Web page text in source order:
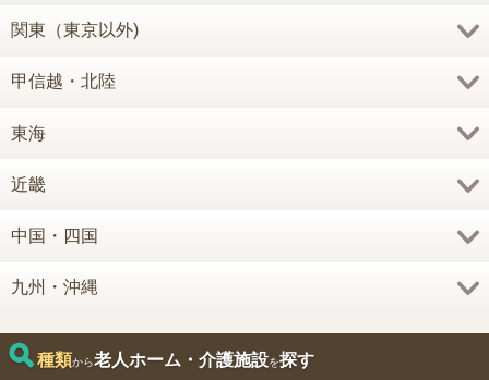
関東（東京以外)
甲信越・北陸
東海
近畿
中国・四国
九州・沖縄
種類から老人ホーム・介護施設を探す